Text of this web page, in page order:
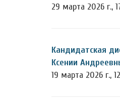
29 марта 2026 г.,
Кандидатская
Ксении
19 марта 2026 г.,